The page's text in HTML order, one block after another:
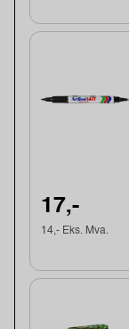
17,-
14,- Eks. Mva.